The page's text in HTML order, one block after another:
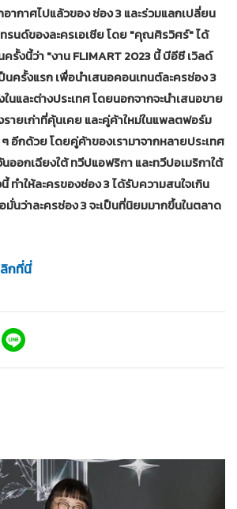
ากาศไปแล้วของ ช่อง 3 และร่วมแลกเปลี่ยน
รนด์ของละครเอเชีย โดย"คุณศิรวิศร์"ได้
ครั้งนี้ว่า"งาน FLIMART 2023 นี้ บีอีซี เวิลด์
นครั้งแรก เพื่อนำเสนอคอนเทนต์ละครช่อง 3
และต่างประเทศ โดยนอกจากจะนำเสนอขาย
ายเก่าที่คุ้นเคย และคู่ค้าใหม่ในแพลตฟอร์ม
ๆ อีกด้วย โดยคู่ค้าของเรามาจากหลายประเทศ
นออกเฉียงใต้ ทวีปแอฟริกา และทวีปอเมริกาใต้
ทำให้ละครของช่อง 3 ได้รับความสนใจเกิน
นว่าละครช่อง 3 จะเป็นที่นิยมมากขึ้นในตลาด
กที่นี่